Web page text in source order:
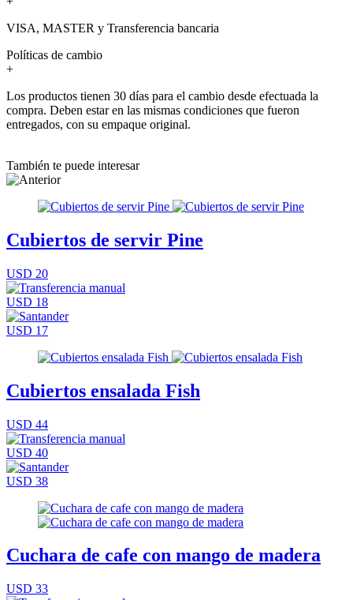
VISA, MASTER y Transferencia bancaria
Políticas de cambio
+
Los productos tienen 30 días para el cambio desde efectuada la
compra. Deben estar en las mismas condiciones que fueron
entregados, con su empaque original.
También te puede interesar
Cubiertos de servir Pine
USD 20
USD 18
USD 17
Cubiertos ensalada Fish
USD 44
USD 40
USD 38
Cuchara de cafe con mango de madera
USD 33